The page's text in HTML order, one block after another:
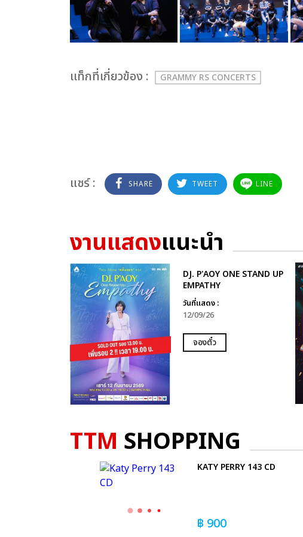
เเท็กที่เกี่ยวข้อง : GRAMMY RS CONCERTS
แชร์ : SHARE TWEET LINE
งานแสดงแนะนำ
DJ. P'AOY ONE STAND UP
EMPATHY
วันที่แสดง :
12/09/26
จองตั๋ว
TTM SHOPPING
KATY PERRY 143 CD
฿ 900